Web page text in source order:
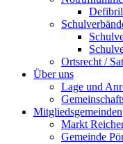
Ortsrecht /
Über uns
Lage und
Mitgliedsgemeinden
Markt
Gemeinde